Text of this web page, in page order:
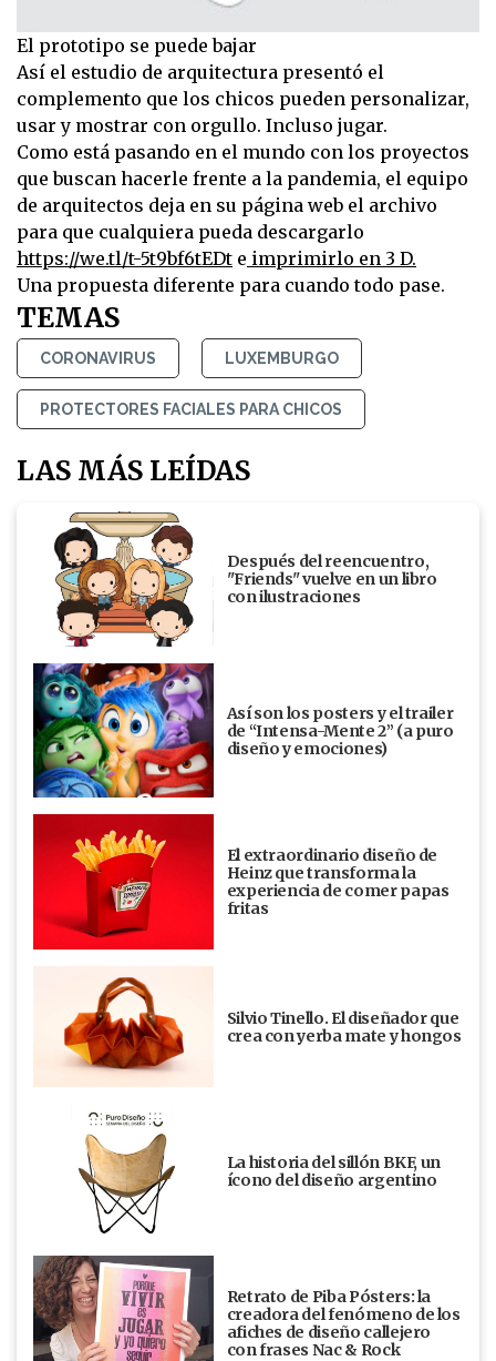
El prototipo se puede bajar
Así el estudio de arquitectura presentó el
complemento que los chicos pueden personalizar,
usar y mostrar con orgullo. Incluso jugar.
Como está pasando en el mundo con los proyectos
que buscan hacerle frente a la pandemia, el equipo
de arquitectos deja en su página web el archivo
para que cualquiera pueda descargarlo
https://we.tl/t-5t9bf6tEDt e imprimirlo en 3 D.
Una propuesta diferente para cuando todo pase.
TEMAS
CORONAVIRUS LUXEMBURGO
PROTECTORES FACIALES PARA CHICOS
LAS MÁS LEÍDAS
Después del reencuentro,
"Friends" vuelve en un libro
con ilustraciones
Así son los posters y el trailer
de “Intensa-Mente 2” (a puro
diseño y emociones)
El extraordinario diseño de
Heinz que transforma la
experiencia de comer papas
fritas
Silvio Tinello. El diseñador que
crea con yerba mate y hongos
La historia del sillón BKF, un
ícono del diseño argentino
Retrato de Piba Pósters: la
creadora del fenómeno de los
afiches de diseño callejero
con frases Nac & Rock